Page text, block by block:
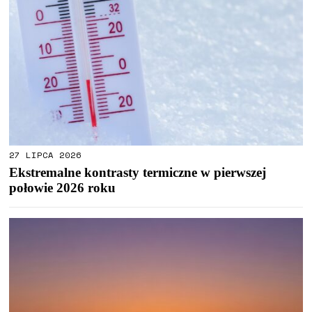
27 LIPCA 2026
Ekstremalne kontrasty termiczne w pierwszej
połowie 2026 roku